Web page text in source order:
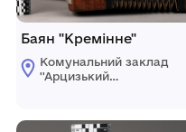
Баян "Кремінне"
Комунальний заклад
''Арцизький
Арцизької міської